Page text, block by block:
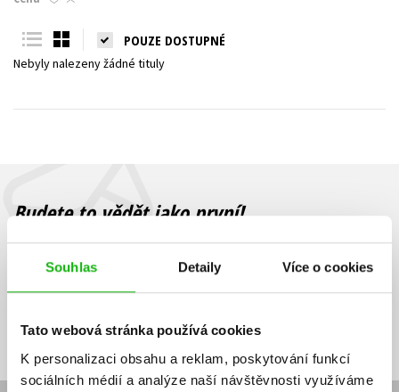
Souhlas Detaily Více o cookies
Tato webová stránka používá cookies
K personalizaci obsahu a reklam, poskytování funkcí
sociálních médií a analýze naší návštěvnosti využíváme
Young adult (SK)
Všechny tituly
POUZE DOSTUPNÉ
Nebyly nalezeny žádné tituly
Budete to vědět jako první!
Zajímá Vás, jaký knižní hit právě vychází, na jaké zboží je výhodná
sleva, jaká běží soutěž o ceny? Přihlášením k odběru našich e-
souhlasíte se zpracováním osobních údajů
mailová
adresa
mailová
adresa
Vaše e-mailová adresa Přihlásit se